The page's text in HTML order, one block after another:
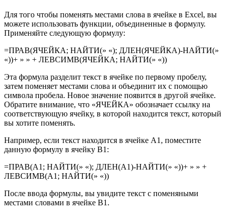
Для того чтобы поменять местами слова в ячейке в Excel, вы
можете использовать функции, объединенные в формулу.
Применяйте следующую формулу:
=ПРАВ(ЯЧЕЙКА; НАЙТИ(» «); ДЛЕН(ЯЧЕЙКА)-НАЙТИ(»
«))+ » » + ЛЕВСИМВ(ЯЧЕЙКА; НАЙТИ(» «))
Эта формула разделит текст в ячейке по первому пробелу,
затем поменяет местами слова и объединит их с помощью
символа пробела. Новое значение появится в другой ячейке.
Обратите внимание, что «ЯЧЕЙКА» обозначает ссылку на
соответствующую ячейку, в которой находится текст, который
вы хотите поменять.
Например, если текст находится в ячейке A1, поместите
данную формулу в ячейку B1:
=ПРАВ(A1; НАЙТИ(» «); ДЛЕН(A1)-НАЙТИ(» «))+ » » +
ЛЕВСИМВ(A1; НАЙТИ(» «))
После ввода формулы, вы увидите текст с поменяными
местами словами в ячейке B1.